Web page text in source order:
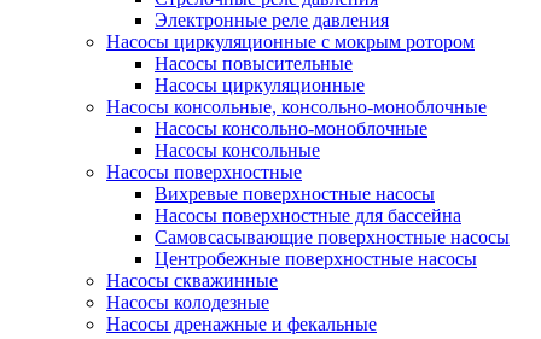
Электронные реле давления
Насосы циркуляционные с мокрым ротором
Насосы повысительные
Насосы циркуляционные
Насосы консольные, консольно-моноблочные
Насосы консольно-моноблочные
Насосы консольные
Насосы поверхностные
Вихревые поверхностные насосы
Насосы поверхностные для бассейна
Самовсасывающие поверхностные насосы
Центробежные поверхностные насосы
Насосы скважинные
Насосы колодезные
Насосы дренажные и фекальные